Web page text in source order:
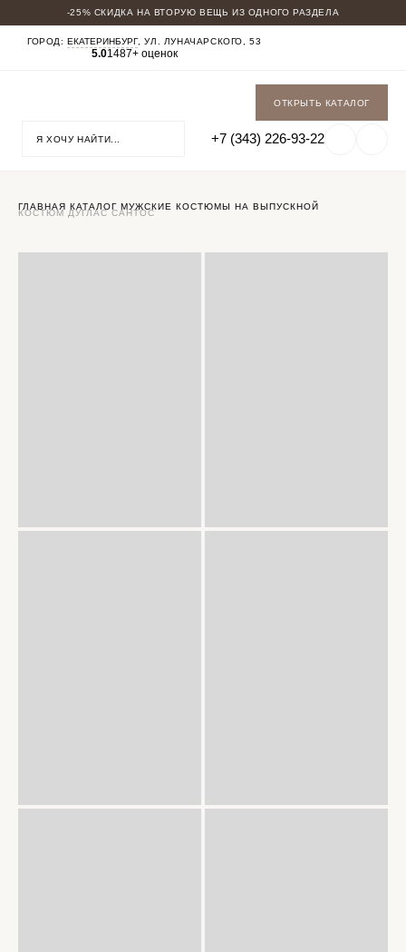
-25% СКИДКА НА ВТОРУЮ ВЕЩЬ ИЗ ОДНОГО РАЗДЕЛА
ГОРОД: ЕКАТЕРИНБУРГ, УЛ. ЛУНАЧАРСКОГО, 53
5.01487+ оценок
ОТКРЫТЬ КАТАЛОГ
+7 (343) 226-93-22
ГЛАВНАЯ КАТАЛОГ МУЖСКИЕ КОСТЮМЫ НА ВЫПУСКНОЙ
КОСТЮМ ДУГЛАС САНТОС
КАТАЛОГ
МУЖСКИЕ КОСТЮМЫ
ОБУВЬ